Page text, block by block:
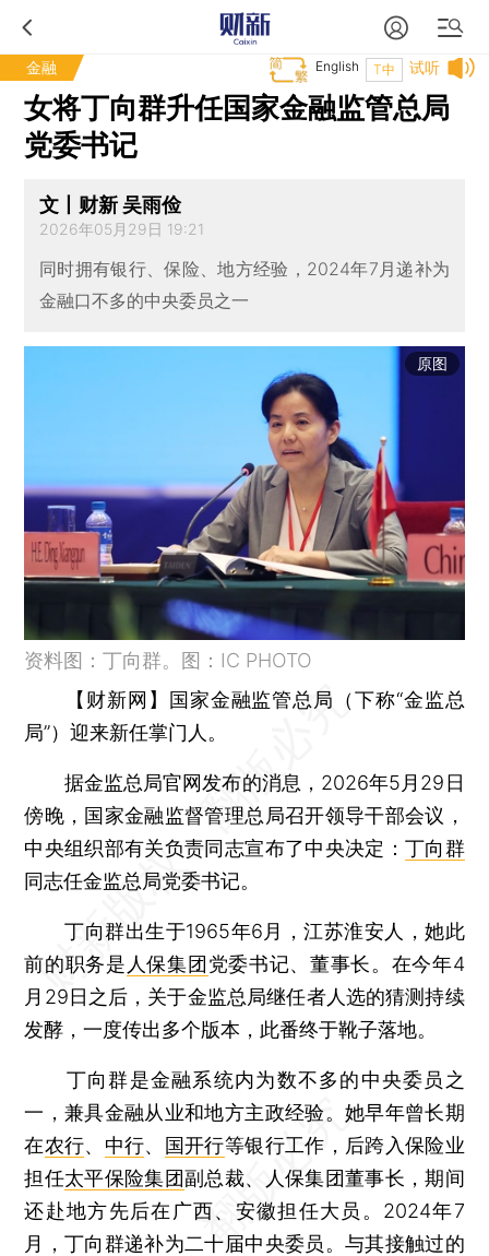
金融 试听
T中
English
女将丁向群升任国家金融监管总局
党委书记
文丨财新 吴雨俭
2026年05月29日 19:21
同时拥有银行、保险、地方经验，2024年7月递补为
金融口不多的中央委员之一
原图
资料图：丁向群。图：IC PHOTO
【财新网】 国家金融监管总局（下称“金监总
局”）迎来新任掌门人。
据金监总局官网发布的消息，2026年5月29日
傍晚，国家金融监督管理总局召开领导干部会议，
中央组织部有关负责同志宣布了中央决定： 丁向群
同志任金监总局党委书记。
丁向群出生于1965年6月，江苏淮安人，她此
前的职务是 人保集团党委书记、董事长。在今年4
月29日之后，关于金监总局继任者人选的猜测持续
发酵，一度传出多个版本，此番终于靴子落地。
丁向群是金融系统内为数不多的中央委员之
一，兼具金融从业和地方主政经验。她早年曾长期
在农行、 中行、 国开行等银行工作，后跨入保险业
担任太平保险集团副总裁、人保集团董事长，期间
还赴地方先后在广西、安徽担任大员。2024年7
月，丁向群递补为二十届中央委员。与其接触过的